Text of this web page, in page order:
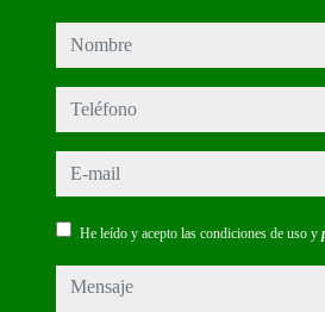
nombre
teléfono
e-mail
He leído y acepto las condiciones de uso y
mensaje